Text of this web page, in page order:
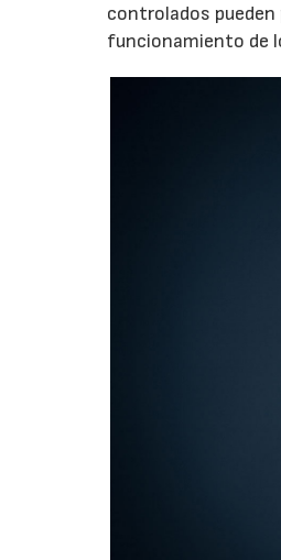
controlados
funcionamiento de